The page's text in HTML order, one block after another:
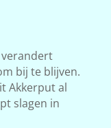
bij te blijven.
Akkerput al
slagen in